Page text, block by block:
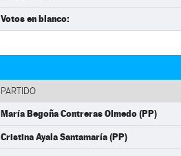
Votos en blanco:
PARTIDO
María Begoña Contreras Olmedo (PP)
Cristina Ayala Santamaría (PP)